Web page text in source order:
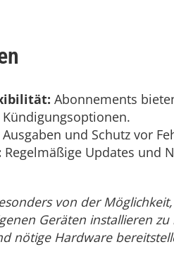
Abonnements
und Schutz vor
Regelmäßige Updates und
von der
Geräten installieren
nötige Hardware